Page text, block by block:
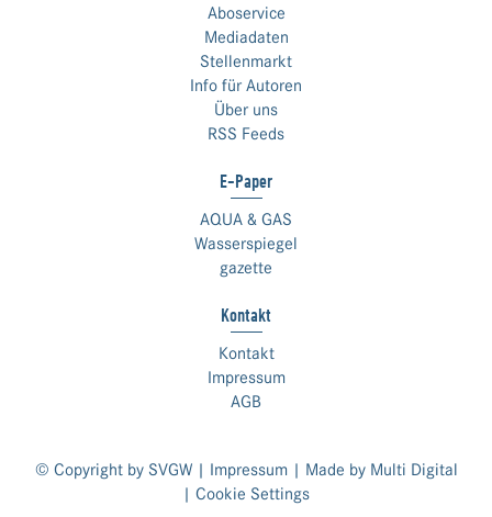
Aboservice
Mediadaten
Stellenmarkt
Info für Autoren
Über uns
RSS Feeds
E-Paper
AQUA & GAS
Wasserspiegel
gazette
Kontakt
Kontakt
Impressum
AGB
© Copyright by SVGW | Impressum| Made by Multi Digital
| Cookie Settings